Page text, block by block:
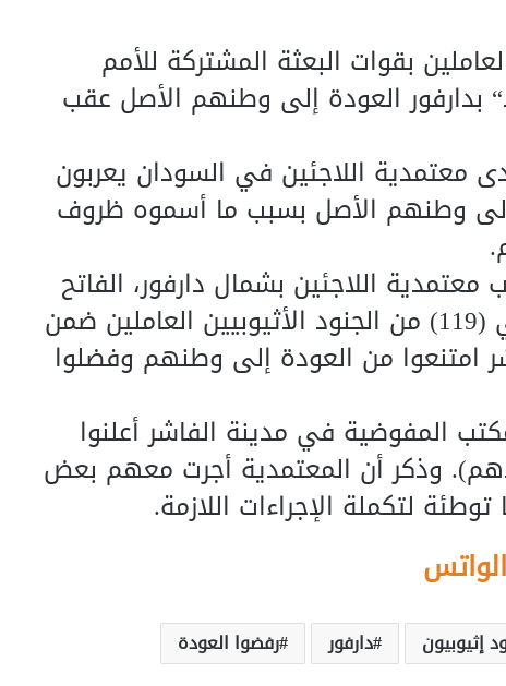
بقوات البعثة المشتركة للأمم
بدارفور العودة إلى وطنهم الأصل عقب
معتمدية اللاجئين في السودان يعربون
وطنهم الأصل بسبب ما أسموه ظروف
اللاجئين بشمال دارفور، الفاتح
محمد، ذكر اليوم الخميس، أن حوالي (119) من الجنود الأثيوبيين العاملين ضمن
امتنعوا من العودة إلى وطنهم وفضلوا
المفوضية في مدينة الفاشر أعلنوا
وذكر أن المعتمدية أجرت معهم بعض
لتكملة الإجراءات اللازمة.
إثيوبيون دارفور رفضوا العودة